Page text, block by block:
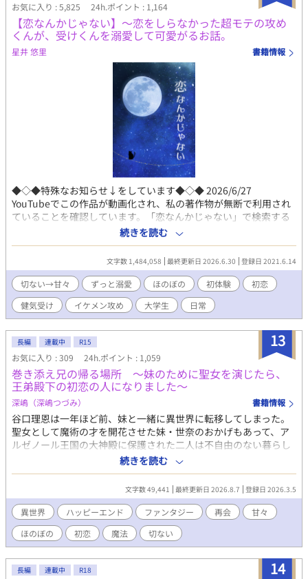
お気に入り : 5,825 24h.ポイント : 1,164
【恋なんかじゃない】～恋をしらなかった超モテの攻め
くんが、受けくんを溺愛して可愛がるお話。
星井 悠里 書籍情報
◆◇◆特殊なお知らせ↓をしています◆◇◆ 2026/6/27
YouTubeでこの作品が動画化され、私の著作物が無断で利用され
ていることを確認しています。「恋なんかじゃない」で検索する
と出てくると思います。 私は動画化の許可を、どの作品にも、一
切、出していません。 タイトル・キャラ名まったく同じですが、
まったくの無関係です。 再生すると閲覧回数に貢献してしまうの
で、閲覧せず、 小説の方でお楽しみいただけたら幸いです。 もし
「通報」という機能を使って意思表示をしていただける方がいら
っしゃいましたら、皆様が安全な形でご協力いただけると、とて
も心強いです。 「恋なんかじゃない」で検索しても出てこなくな
るのを願って。 とりあえず、動画からこちらにくる方もいるかも
しれませんので、この文章をしばらく載せておきます。 ◆◇◆ の
どかに甘々を読みたい方、ぜひ…♡ 超モテまくりで遊んではいた
けど好きって気持ちも執着も知らなかった攻めくんが、平凡だけ
ど可愛らしい受けくんを好きになって執着も知って、これ以上な
い位、猫可愛がりに可愛がるお話です(*´艸`*)♡ 中の皆、ちょっ
とずつ色々成長もしているはず……(*'ω'*) ※ただただ、好きな幸
せ世界を楽しく書いてます♡ ご一緒にほのぼの楽しんで頂けたら
嬉しいです。 お気にいり登録＆感想を頂けると更新気力upします
(*'ω'*)♡ 匿名がよろしければ、Twitterのマシュマロから♡ 頂け
ると嬉しいです♡ モロツヨシさまの「人間(男)メーカー(仮)」で、
キャラのイメージを作らせて頂きました。 ◇ ◇ ◇ ◇ あまも
あもさま に描いて頂いた素敵な表紙を大賞期間だけ公開してま
す🩷 https://xfolio.jp/portfolio/amamoamo またいつか、表紙と
して、お見せすることがあると思います🩷
続きを読む
文字数 1,484,058 最終更新日 2026.6.30 登録日 2021.6.14
切ない→甘々 ずっと溺愛 ほのぼの 初体験
初恋
健気受け
イケメン攻め 大学生 日常
13
長編 連載中 R15
お気に入り : 309 24h.ポイント : 1,059
巻き添え兄の帰る場所 〜妹のために聖女を演じたら、
王弟殿下の初恋の人になりました〜
深嶋（深嶋つづみ） 書籍情報
谷口理恩は一年ほど前、妹と一緒に異世界に転移してしまった。
聖女として魔術の才を開花させた妹・世奈のおかげもあって、ア
ルゼノール王国の大神殿に保護された二人は不自由のない暮らし
を送っている。 ある日、世奈の仕事を肩代わりした理恩は、病に
臥せている幼い第二王子・イヴァンのもとに参じることに。 何度
も謁見を重ねるうちに理恩に懐いた彼は、目の前の聖女が偽者で
あることに気付かぬまま、やがて理恩に求愛するが……。 数年
後、アルゼノール王国を出て世界中を巡っていた理恩は、とある
国でイヴァンと再会する。 彼の知る聖女は自分だったのだと言い
出せぬまま、理恩はイヴァンと交流を続けることになって――？
☆旧タイトル『聖女を演じた巻き添え兄は、王弟殿下の求愛から
逃げられない』から改題しました(3/25)
続きを読む
文字数 49,441 最終更新日 2026.8.7 登録日 2026.3.5
異世界 ハッピーエンド ファンタジー 再会
甘々
ほのぼの
初恋 魔法 切ない
14
長編 連載中 R18